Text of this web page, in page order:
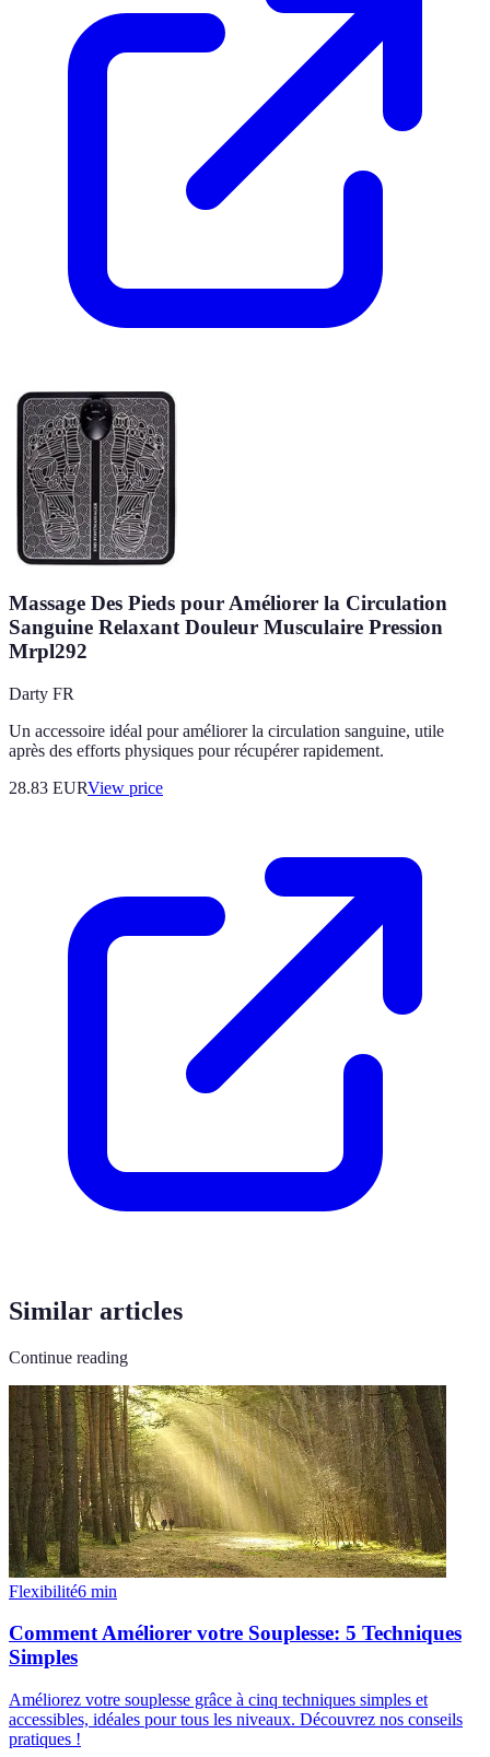
Massage Des Pieds pour Améliorer la Circulation
Sanguine Relaxant Douleur Musculaire Pression
Mrpl292
Darty FR
Un accessoire idéal pour améliorer la circulation sanguine, utile
après des efforts physiques pour récupérer rapidement.
28.83 EURView price
Similar articles
Continue reading
Flexibilité6 min
Comment Améliorer votre Souplesse: 5 Techniques
Simples
Améliorez votre souplesse grâce à cinq techniques simples et
accessibles, idéales pour tous les niveaux. Découvrez nos conseils
pratiques !